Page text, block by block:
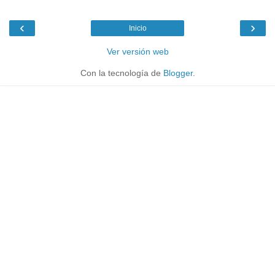
‹ ›
Inicio
Ver versión web
Con la tecnología de Blogger.